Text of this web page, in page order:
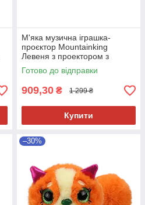
М'яка музична іграшка-
проєктор Mountainking
Левеня з проектором з
народження
Готово до відправки
909,30 ₴ 1 299 ₴
Купити
–30%